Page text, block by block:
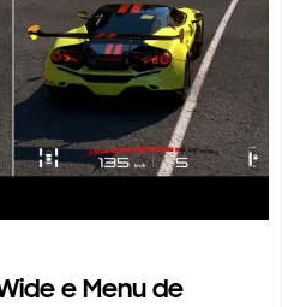
e Menu de